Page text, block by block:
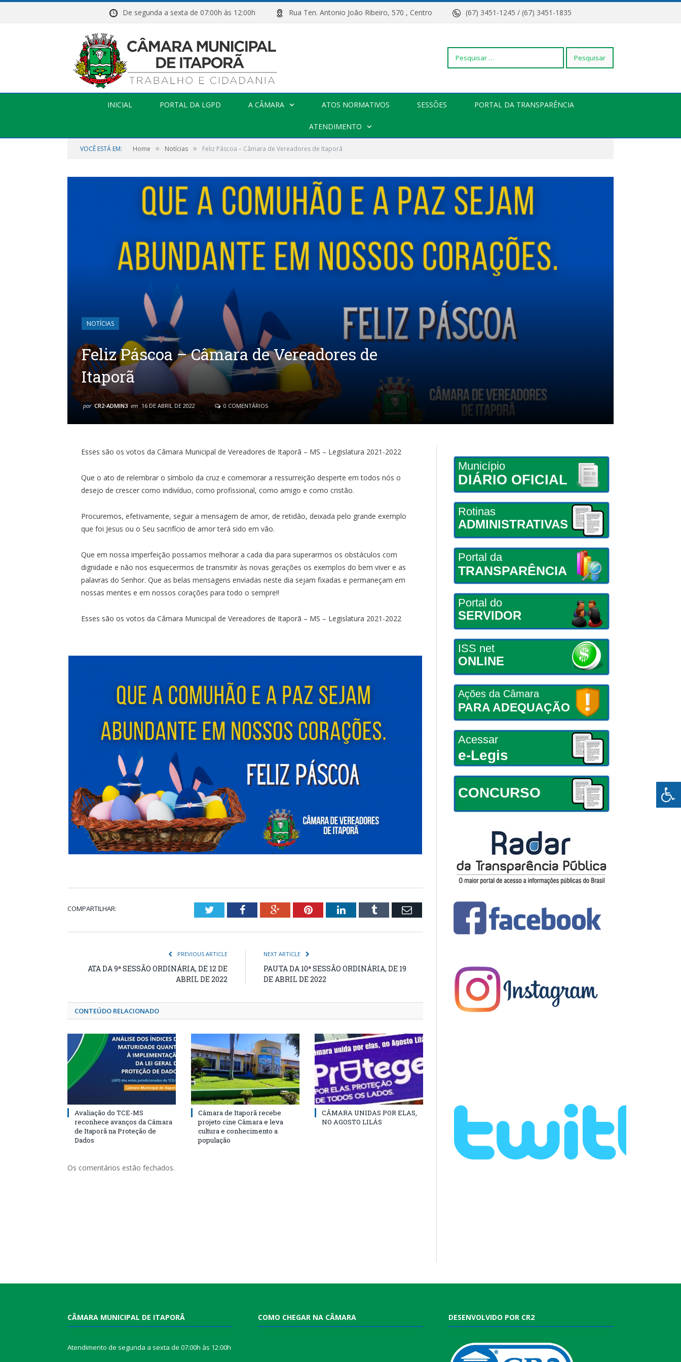
De segunda a sexta de 07:00h às 12:00h Rua Ten. Antonio João Ribeiro, 570 , Centro (67) 3451-1245 / (67) 3451-1835
Pesquisar
INICIAL PORTAL DA LGPD A CÂMARA ATOS NORMATIVOS SESSÕES PORTAL DA TRANSPARÊNCIA
ATENDIMENTO
VOCÊ ESTÁ EM: Home » Notícias » Feliz Páscoa – Câmara de Vereadores de Itaporã
NOTÍCIAS
Feliz Páscoa – Câmara de Vereadores de
Itaporã
por CR2-ADMIN3 em 16 DE ABRIL DE 2022 0 COMENTÁRIOS
Esses são os votos da Câmara Municipal de Vereadores de Itaporã – MS – Legislatura 2021-2022
Que o ato de relembrar o símbolo da cruz e comemorar a ressurreição desperte em todos nós o
desejo de crescer como indivíduo, como profissional, como amigo e como cristão.
Procuremos, efetivamente, seguir a mensagem de amor, de retidão, deixada pelo grande exemplo
que foi Jesus ou o Seu sacrifício de amor terá sido em vão.
Que em nossa imperfeição possamos melhorar a cada dia para superarmos os obstáculos com
dignidade e não nos esquecermos de transmitir às novas gerações os exemplos do bem viver e as
palavras do Senhor. Que as belas mensagens enviadas neste dia sejam fixadas e permaneçam em
nossas mentes e em nossos corações para todo o sempre!!
Esses são os votos da Câmara Municipal de Vereadores de Itaporã – MS – Legislatura 2021-2022
COMPARTILHAR: TwitterFacebookGoogle+PinterestLinkedInTumblr Email
PREVIOUS ARTICLE
ATA DA 9ª SESSÃO ORDINÁRIA, DE 12 DE
ABRIL DE 2022
NEXT ARTICLE
PAUTA DA 10ª SESSÃO ORDINÁRIA, DE 19
DE ABRIL DE 2022
CONTEÚDO RELACIONADO
Avaliação do TCE-MS
reconhece avanços da Câmara
de Itaporã na Proteção de
Dados
Câmara de Itaporã recebe
projeto cine Câmara e leva
cultura e conhecimento a
população
CÂMARA UNIDAS POR ELAS,
NO AGOSTO LILÁS
Os comentários estão fechados.
Município
DIÁRIO OFICIAL
Rotinas
ADMINISTRATIVAS
Portal da
TRANSPARÊNCIA
Portal do
SERVIDOR
ISS net
ONLINE
Ações da Câmara
PARA ADEQUAÇÃO
Acessar
e-Legis
CONCURSO
CÂMARA MUNICIPAL DE ITAPORÃ
Atendimento de segunda a sexta de 07:00h às 12:00h
COMO CHEGAR NA CÂMARA DESENVOLVIDO POR CR2